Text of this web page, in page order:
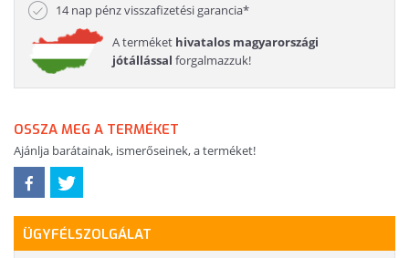
14 nap pénz visszafizetési garancia*
A terméket hivatalos magyarországi
jótállással forgalmazzuk!
OSSZA MEG A TERMÉKET
Ajánlja barátainak, ismerőseinek, a terméket!
ÜGYFÉLSZOLGÁLAT